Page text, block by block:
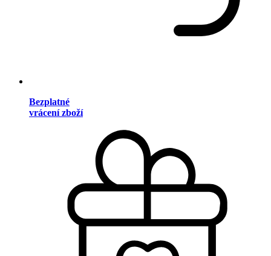
Bezplatné
vrácení zboží